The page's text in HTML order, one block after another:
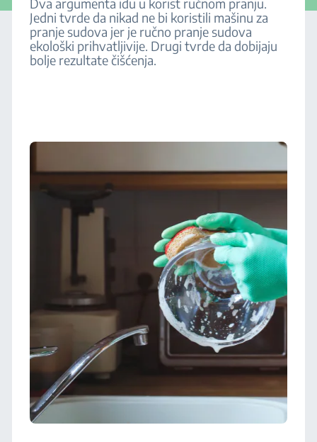
Jedni tvrde da nikad ne bi koristili mašinu za
pranje sudova jer je ručno pranje sudova
ekološki prihvatljivije. Drugi tvrde da dobijaju
bolje rezultate čišćenja.